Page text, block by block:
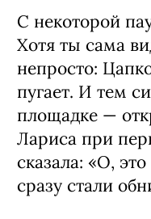
С некоторой
Хотя ты сама
непросто:
пугает. И тем
площадке —
Лариса при
сказала: «О,
сразу стали